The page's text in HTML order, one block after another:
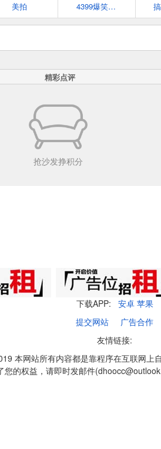
美拍 4399爆笑1刻
精彩点评
抢沙发挣积分
下载APP: 安卓 苹果
提交网站
广告合作
友情链接:
本网站所有内容都是靠程序在互联网上
您的权益，请即时发邮件